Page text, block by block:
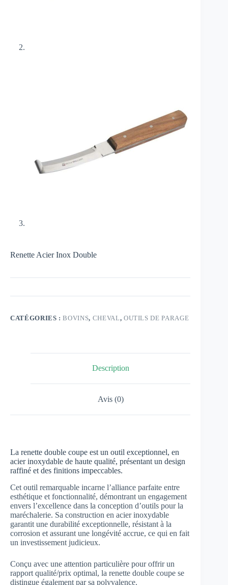
Renette Acier Inox Double
CATÉGORIES :BOVINS, CHEVAL, OUTILS DE PARAGE
Description
Avis (0)
La renette double coupe est un outil exceptionnel, en
acier inoxydable de haute qualité, présentant un design
raffiné et des finitions impeccables.
Cet outil remarquable incarne l’alliance parfaite entre
esthétique et fonctionnalité, démontrant un engagement
envers l’excellence dans la conception d’outils pour la
maréchalerie. Sa construction en acier inoxydable
garantit une durabilité exceptionnelle, résistant à la
corrosion et assurant une longévité accrue, ce qui en fait
un investissement judicieux.
Conçu avec une attention particulière pour offrir un
rapport qualité/prix optimal, la renette double coupe se
distingue également par sa polyvalence.